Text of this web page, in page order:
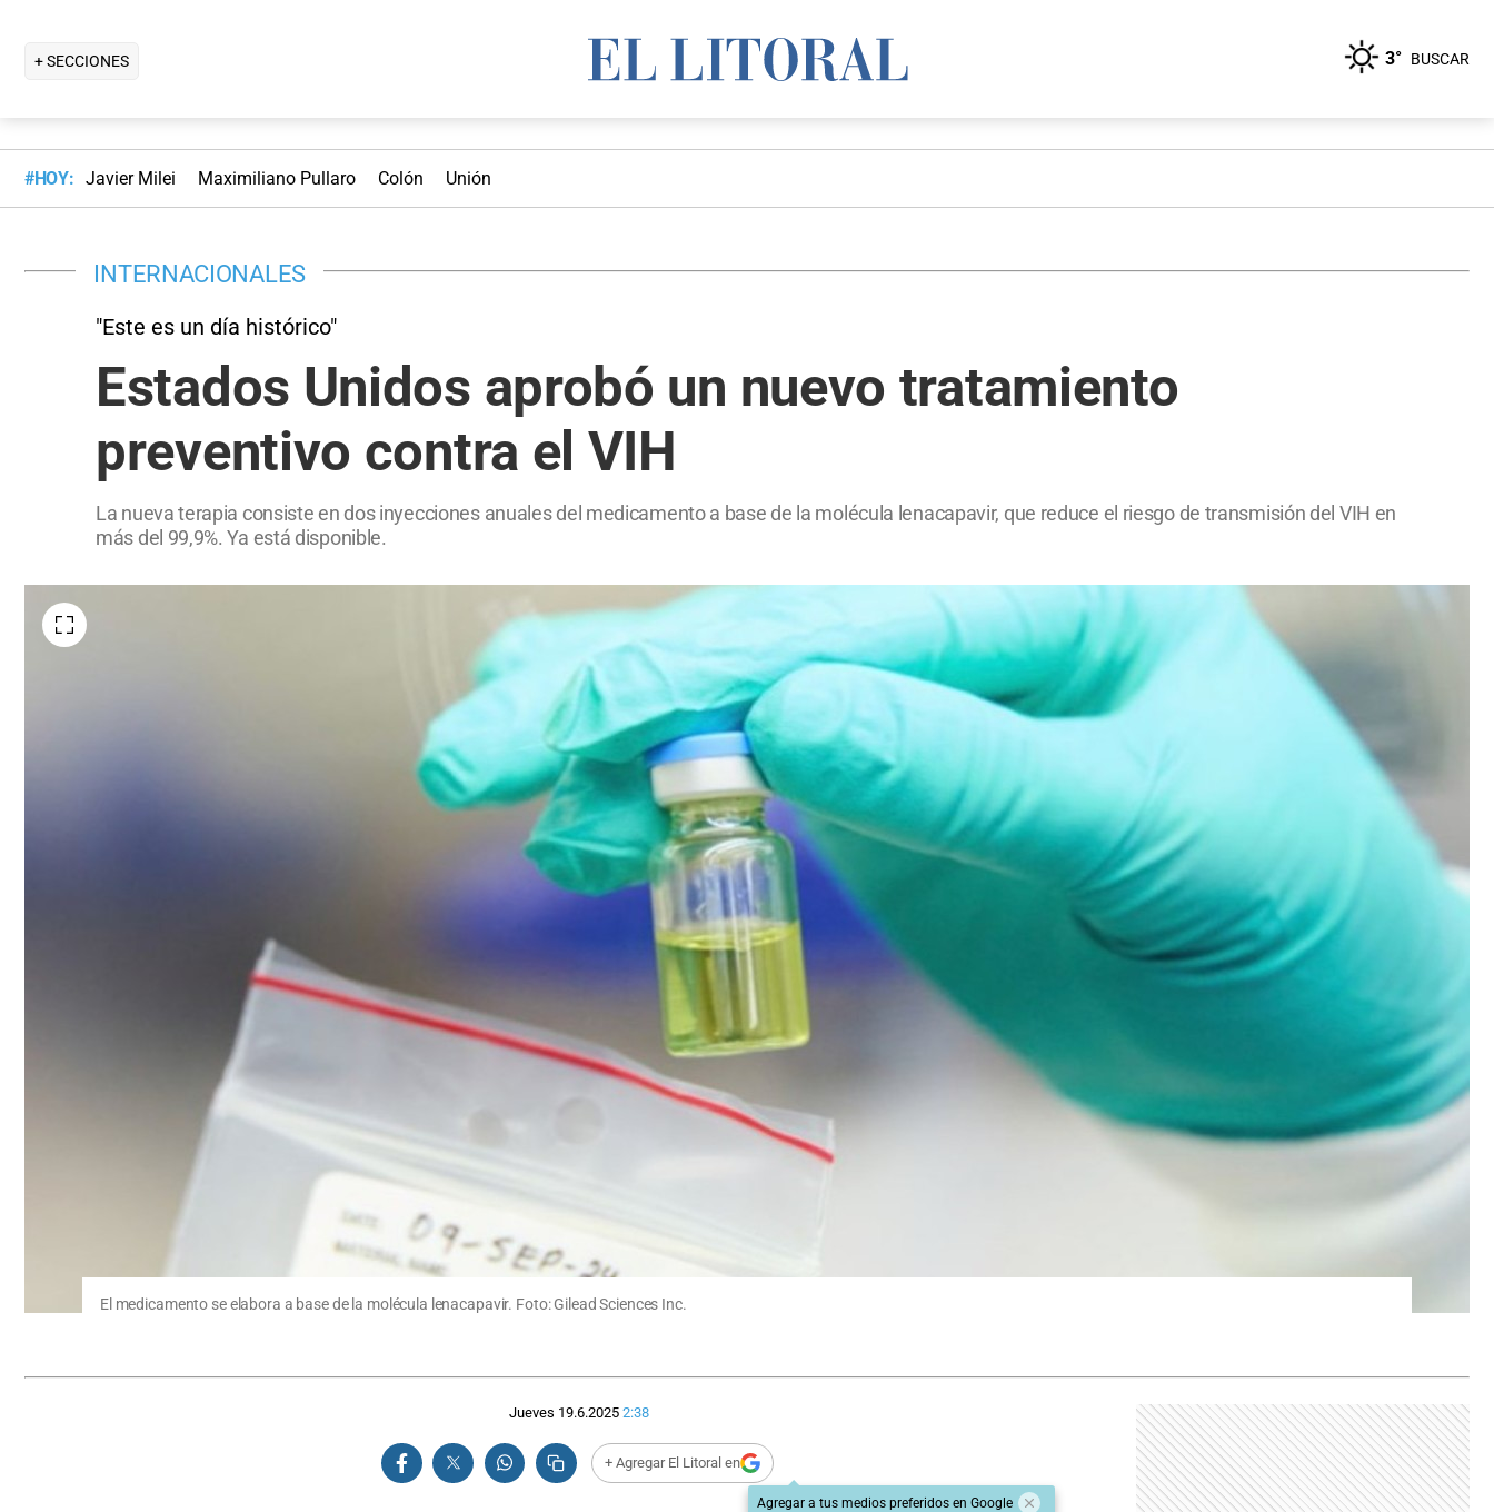
+ SECCIONES 3° BUSCAR
#HOY: Javier Milei Maximiliano Pullaro Colón Unión
INTERNACIONALES
"Este es un día histórico"
Estados Unidos aprobó un nuevo tratamiento
preventivo contra el VIH
La nueva terapia consiste en dos inyecciones anuales del medicamento a base de la molécula lenacapavir, que reduce el riesgo de transmisión del VIH en
más del 99,9%. Ya está disponible.
El medicamento se elabora a base de la molécula lenacapavir. Foto: Gilead Sciences Inc.
Jueves 19.6.2025 2:38
+ Agregar El Litoral en
Agregar a tus medios preferidos en Google